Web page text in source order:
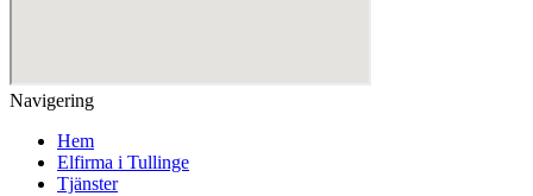
Navigering
Hem
Elfirma i Tullinge
Tjänster